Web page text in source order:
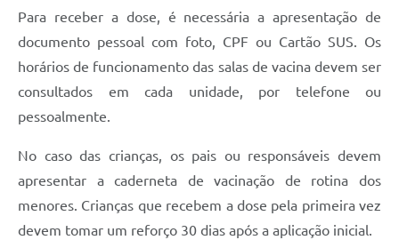
Para receber a dose, é necessária a apresentação de
documento pessoal com foto, CPF ou Cartão SUS. Os
horários de funcionamento das salas de vacina devem ser
consultados em cada unidade, por telefone ou
pessoalmente.
No caso das crianças, os pais ou responsáveis devem
apresentar a caderneta de vacinação de rotina dos
menores. Crianças que recebem a dose pela primeira vez
devem tomar um reforço 30 dias após a aplicação inicial.